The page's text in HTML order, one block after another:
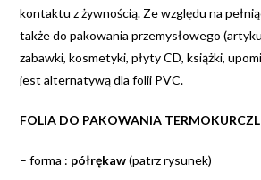
kontaktu z żywnością. Ze względu na
także do pakowania przemysłowego
zabawki, kosmetyki, płyty CD, książki,
jest alternatywą dla folii PVC.
FOLIA DO PAKOWANIA
– forma : półrękaw(patrz rysunek)